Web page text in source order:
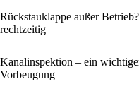
Rückstauklappe außer
rechtzeitig
Kanalinspektion – ein
Vorbeugung